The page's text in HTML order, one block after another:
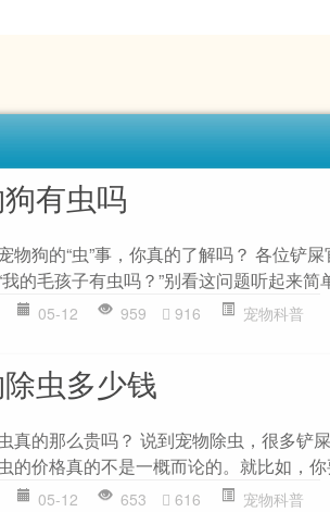
有虫吗
物狗的“虫”事，你真的了解吗？ 各位铲
的毛孩子有虫吗？”别看这问题听起来简
05-12 959 916 宠物科普
虫多少钱
真的那么贵吗？ 说到宠物除虫，很多铲
的价格真的不是一概而论的。就比如，
05-12 653 616 宠物科普